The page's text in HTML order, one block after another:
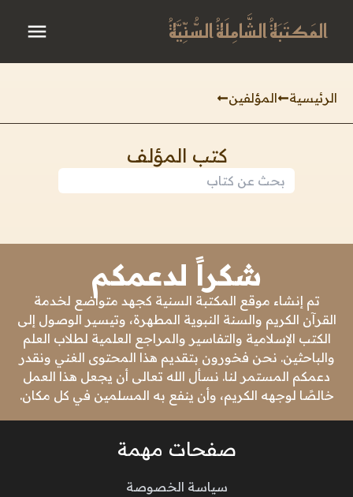
المَكتَبَةُ الشَّامِلَةُ السُّنِّيَّةُ
الرئيسية المؤلفين
كتب المؤلف
شكراً لدعمكم
تم إنشاء موقع المكتبة السنية كجهد متواضع لخدمة
القرآن الكريم والسنة النبوية المطهرة، وتيسير الوصول إلى
الكتب الإسلامية والتفاسير والمراجع العلمية لطلاب العلم
والباحثين. نحن فخورون بتقديم هذا المحتوى الغني ونقدر
دعمكم المستمر لنا. نسأل الله تعالى أن يجعل هذا العمل
خالصًا لوجهه الكريم، وأن ينفع به المسلمين في كل مكان.
صفحات مهمة
سياسة الخصوصة